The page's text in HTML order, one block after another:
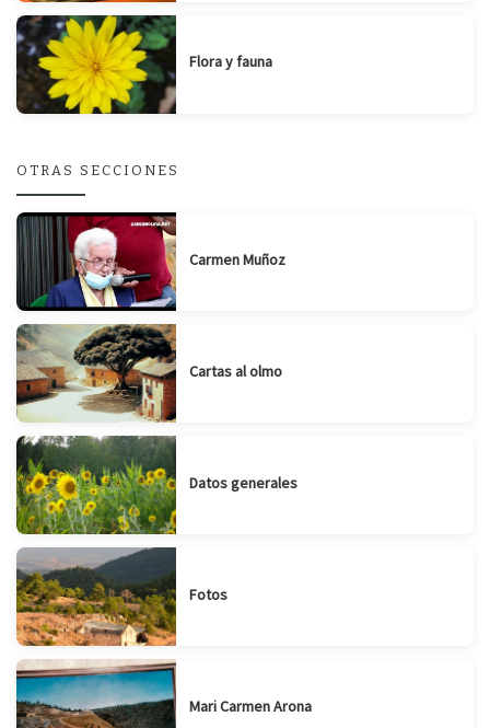
Flora y fauna
OTRAS SECCIONES
Carmen Muñoz
Cartas al olmo
Datos generales
Fotos
Mari Carmen Arona